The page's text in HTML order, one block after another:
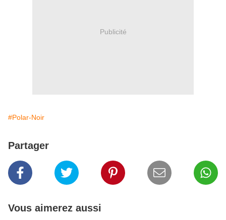
Publicité
#Polar-Noir
Partager
Vous aimerez aussi